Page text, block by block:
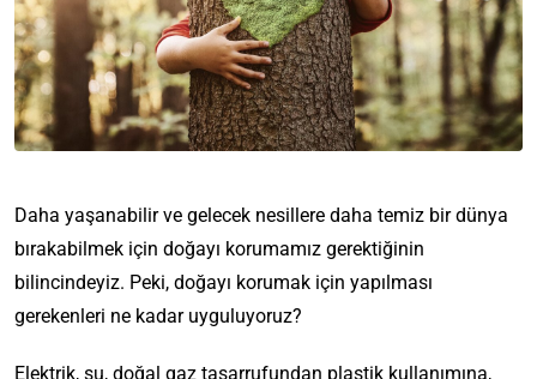
Daha yaşanabilir ve gelecek nesillere daha temiz bir dünya
bırakabilmek için doğayı korumamız gerektiğinin
bilincindeyiz. Peki, doğayı korumak için yapılması
gerekenleri ne kadar uyguluyoruz?
Elektrik, su, doğal gaz tasarrufundan plastik kullanımına,